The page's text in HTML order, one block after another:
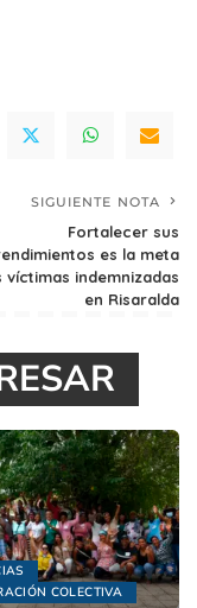
SIGUIENTE NOTA
Fortalecer sus
es la meta
víctimas indemnizadas
en Risaralda
COLECTIVA